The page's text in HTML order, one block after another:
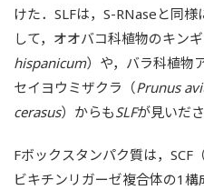
けた．SLFは，S-RNaseと同
して，オオバコ科植物のキン
hispanicum）や，バラ科植物
セイヨウミザクラ（Prunus
cerasus）からもSLFが見いだ
Fボックスタンパク質は，SCF
ビキチンリガーゼ複合体の1